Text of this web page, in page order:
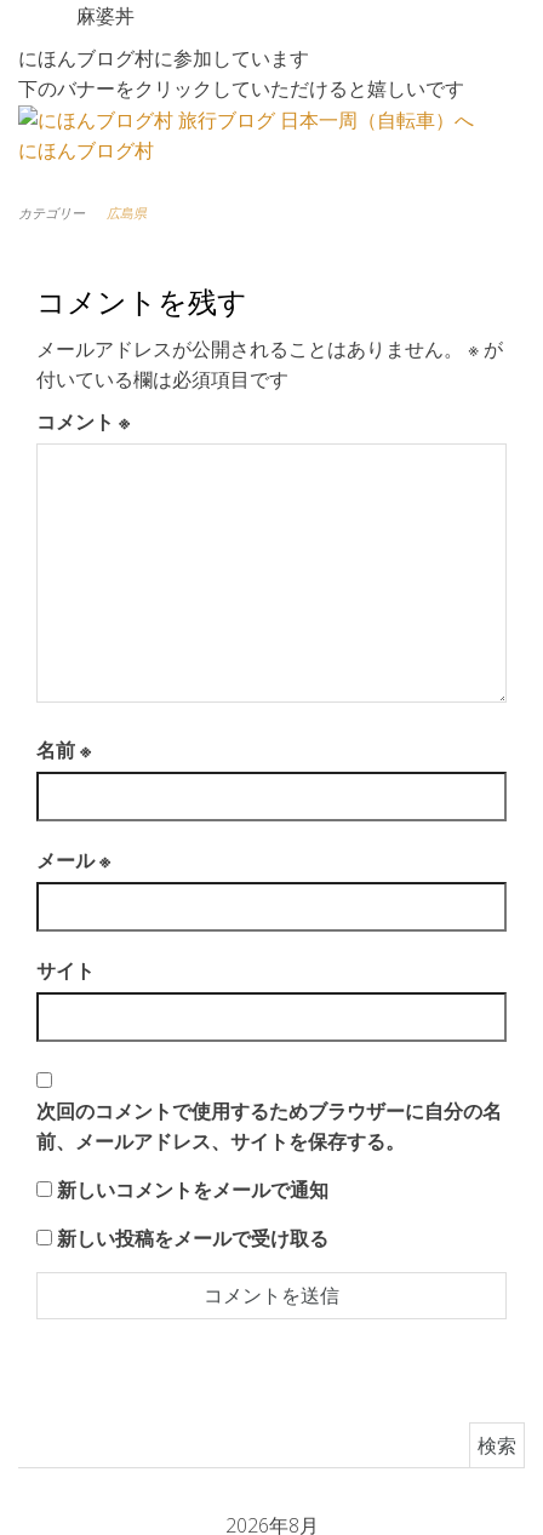
麻婆丼
にほんブログ村に参加しています
下のバナーをクリックしていただけると嬉しいです
にほんブログ村
カテゴリー 広島県
コメントを残す
メールアドレスが公開されることはありません。 ※ が
付いている欄は必須項目です
コメント ※
名前※
メール※
サイト
次回のコメントで使用するためブラウザーに自分の名
前、メールアドレス、サイトを保存する。
新しいコメントをメールで通知
新しい投稿をメールで受け取る
2026年8月